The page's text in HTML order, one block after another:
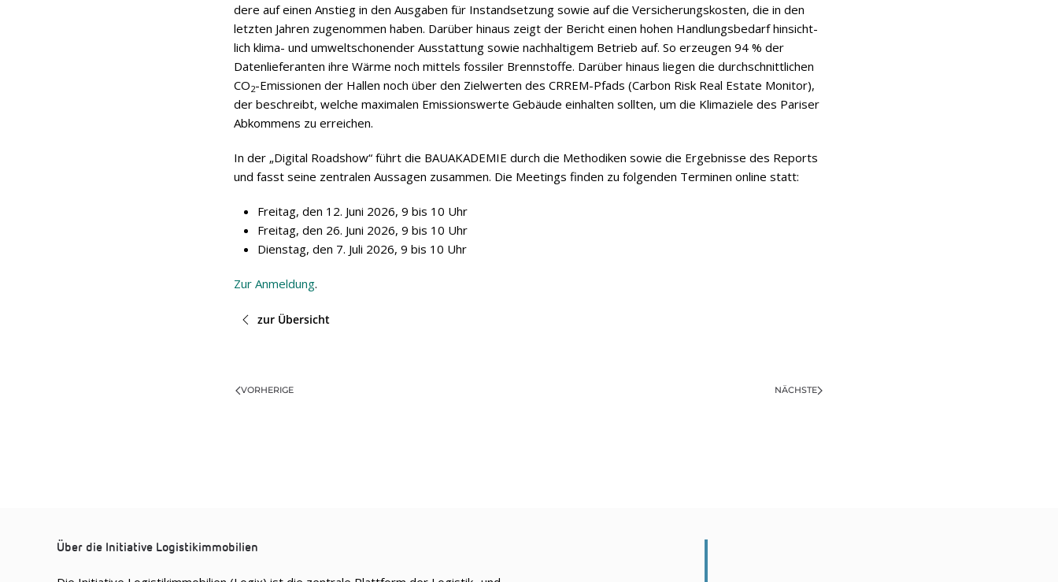
dere auf einen Anstieg in den Aus­ga­ben für Instand­set­zung sowie auf die Ver­si­che­rungs­kos­ten, die in den
letz­ten Jah­ren zuge­nom­men haben. Dar­über hin­aus zeigt der Bericht einen hohen Hand­lungs­be­darf hin­sicht­
lich klima- und umwelt­scho­nen­der Aus­stat­tung sowie nach­hal­ti­gem Betrieb auf. So erzeu­gen 94 % der
Daten­lie­fe­ran­ten ihre Wärme noch mit­tels fos­si­ler Brenn­stoffe. Dar­über hin­aus lie­gen die durch­schnitt­li­chen
CO2-Emis­sio­nen der Hal­len noch über den Ziel­wer­ten des CRREM-Pfads (Car­bon Risk Real Estate Moni­tor),
der beschreibt, wel­che maxi­ma­len Emis­si­ons­werte Gebäude ein­hal­ten soll­ten, um die Kli­ma­ziele des Pari­ser
Abkom­mens zu erreichen.
In der „Digi­tal Road­show“ führt die BAUAKADEMIE durch die Metho­di­ken sowie die Ergeb­nisse des Reports
und fasst seine zen­tra­len Aus­sa­gen zusam­men. Die Mee­tings fin­den zu fol­gen­den Ter­mi­nen online statt:
Frei­tag, den 12. Juni 2026, 9 bis 10 Uhr
Frei­tag, den 26. Juni 2026, 9 bis 10 Uhr
Diens­tag, den 7. Juli 2026, 9 bis 10 Uhr
Zur Anmel­dung.
zur Übersicht
VORHERIGE NÄCHSTE
Über die Initiative Logistikimmobilien